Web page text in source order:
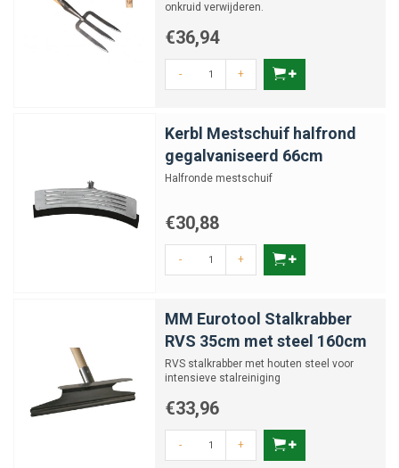
onkruid verwijderen.
€36,94
- +
Kerbl Mestschuif halfrond
gegalvaniseerd 66cm
Halfronde mestschuif
€30,88
- +
MM Eurotool Stalkrabber
RVS 35cm met steel 160cm
RVS stalkrabber met houten steel voor
intensieve stalreiniging
€33,96
- +